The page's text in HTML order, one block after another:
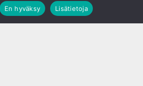
En hyväksy Lisätietoja